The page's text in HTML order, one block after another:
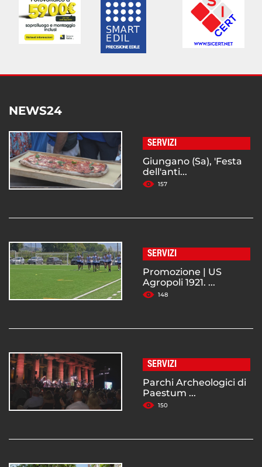
NEWS24
SERVIZI
Giungano (Sa), 'Festa
dell'anti...
157
SERVIZI
Promozione | US
Agropoli 1921. ...
148
SERVIZI
Parchi Archeologici di
Paestum ...
150